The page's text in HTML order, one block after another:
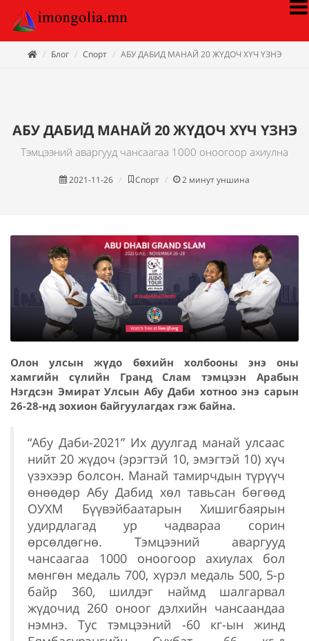
Блог Спорт АБУ ДАБИД МАНАЙ 20 ЖҮДОЧ ХҮЧ ҮЗНЭ
АБУ ДАБИД МАНАЙ 20 ЖҮДОЧ ХҮЧ ҮЗНЭ
Тэмцээний аваргууд чансаагаа 1000 оноогоор ахиулна
2021-11-26 Спорт 2 минут уншина
Олон улсын жүдо бөхийн холбооны энэ оны
хамгийн сүлийн Гранд Слам тэмцээн Арабын
Нэгдсэн Эмират Улсын Абу Даби хотноо энэ сарын
26-28-нд зохион байгуулагдах гэж байна.
“Абу Даби-2021” Их дуулгад манай улсаас
нийт 20 жүдоч (эрэгтэй 10, эмэгтэй 10) хүч
үзэхээр болсон. Манай тамирчдын түрүүч
өнөөдөр Абу Дабид хөл тавьсан бөгөөд
ОУХМ Бүүвэйбаатарын Хишигбаярын
удирдлагад ур чадвараа сорин
өрсөлдөгнө. Тэмцээний аваргууд
чансаагаа 1000 оноогоор ахиулах бол
мөнгөн медаль 700, хүрэл медаль 500, 5-р
байр 360, шилдэг наймд шалгарвал
жүдочид 260 оноог дэлхийн чансаандаа
нэмнэ. Тус тэмцээний -60 кг-ын жинд